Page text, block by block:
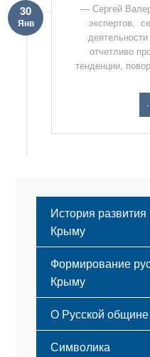
30
Янв
— Сергей
экспертов,
отчетливо
тенденции,
История
Крыму
Формирование
Крыму
Русский Крым
О Русской
Этапы
Принципы
Символика